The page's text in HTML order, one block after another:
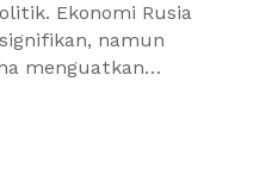
Ekonomi Rusia
namun
menguatkan…